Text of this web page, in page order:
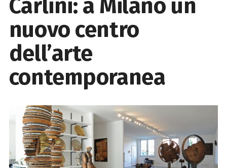
Carlini: a Milano un
nuovo centro
dell’arte
contemporanea